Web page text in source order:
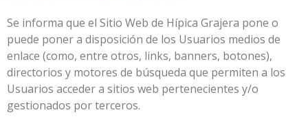
Se informa que el Sitio Web de Hípica Grajera pone o
puede poner a disposición de los Usuarios medios de
enlace (como, entre otros, links, banners, botones),
directorios y motores de búsqueda que permiten a los
Usuarios acceder a sitios web pertenecientes y/o
gestionados por terceros.